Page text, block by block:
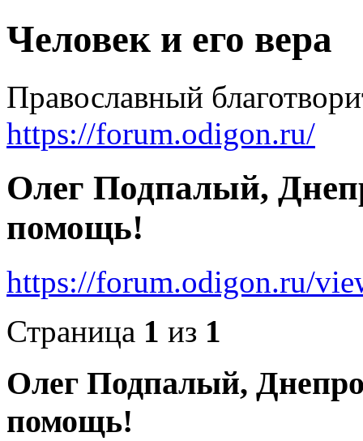
Человек и его вера
Православный
https://forum.odigon.ru/
Олег Подпалый,
помощь!
https://forum.odigon.ru/
Страница 1 из 1
Олег Подпалый,
помощь!